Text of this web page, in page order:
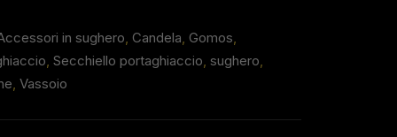
in sughero, Candela, Gomos,
, Secchiello portaghiaccio, sughero,
, Vassoio